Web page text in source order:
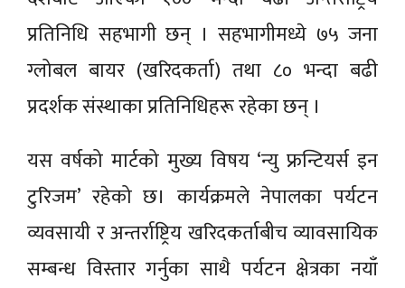
प्रतिनिधि सहभागी छन् । सहभागीमध्ये ७५ जना
ग्लोबल बायर (खरिदकर्ता) तथा ८० भन्दा बढी
प्रदर्शक संस्थाका प्रतिनिधिहरू रहेका छन् ।
यस वर्षको मार्टको मुख्य विषय ‘न्यु फ्रन्टियर्स इन
टुरिजम’ रहेको छ। कार्यक्रमले नेपालका पर्यटन
व्यवसायी र अन्तर्राष्ट्रिय खरिदकर्ताबीच व्यावसायिक
सम्बन्ध विस्तार गर्नुका साथै पर्यटन क्षेत्रका नयाँ